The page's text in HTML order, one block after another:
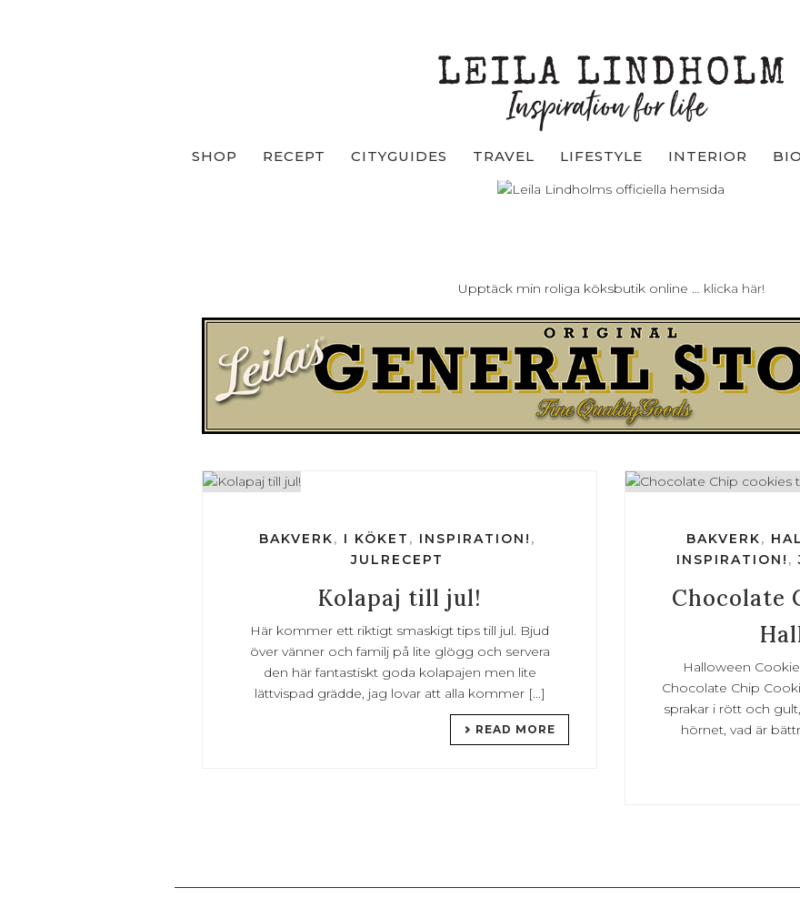
SHOP RECEPT CITYGUIDES TRAVEL LIFESTYLE INTERIOR BIO
Upptäck min roliga köksbutik online … klicka här!
BAKVERK, I KÖKET , INSPIRATION! ,
JULRECEPT
Kolapaj till jul!
Här kommer ett riktigt smaskigt tips till jul. Bjud
över vänner och familj på lite glögg och servera
den här fantastiskt goda kolapajen men lite
lättvispad grädde, jag lovar att alla kommer [...]
READ MORE
BAKVERK,
INSPIRATION! ,
Chocolate
Halloween
Chocolate Chip
sprakar i rött och
hörnet, vad är